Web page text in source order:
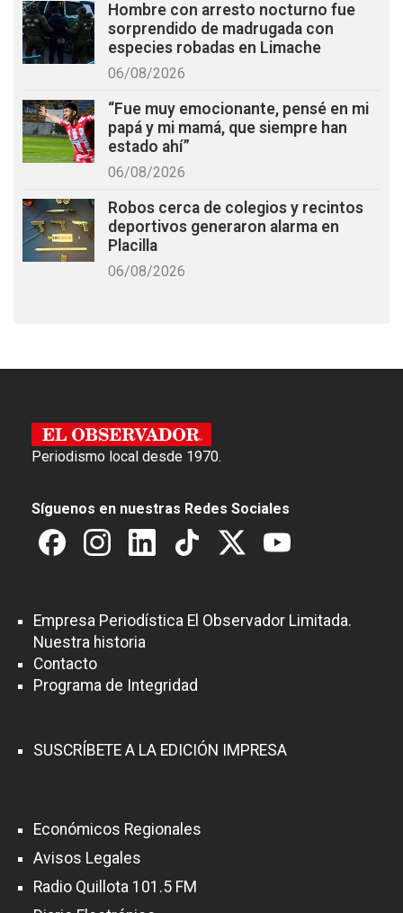
Hombre con arresto nocturno fue
sorprendido de madrugada con
especies robadas en Limache
06/08/2026
“Fue muy emocionante, pensé en mi
papá y mi mamá, que siempre han
estado ahí”
06/08/2026
Robos cerca de colegios y recintos
deportivos generaron alarma en
Placilla
06/08/2026
Periodismo local desde 1970.
Síguenos en nuestras Redes Sociales
Empresa Periodística El Observador Limitada.
Nuestra historia
Contacto
Programa de Integridad
SUSCRÍBETE A LA EDICIÓN IMPRESA
Económicos Regionales
Avisos Legales
Radio Quillota 101.5 FM